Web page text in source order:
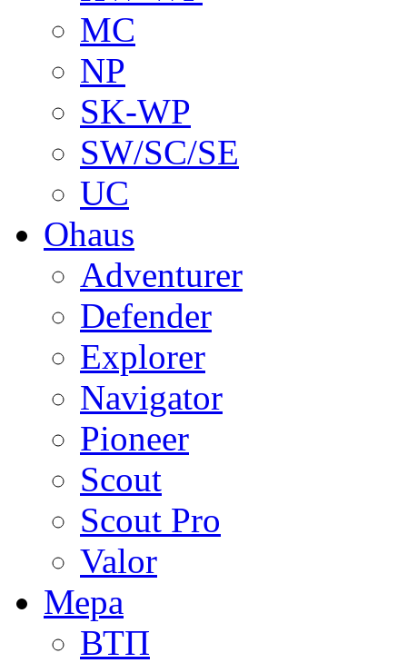
MC
NP
SK-WP
SW/SC/SE
UC
Ohaus
Adventurer
Defender
Explorer
Navigator
Pioneer
Scout
Scout Pro
Valor
Мера
ВТП